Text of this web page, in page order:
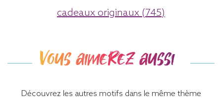
cadeaux originaux (745)
Vous aimerez aussi
Découvrez les autres motifs dans le même thème